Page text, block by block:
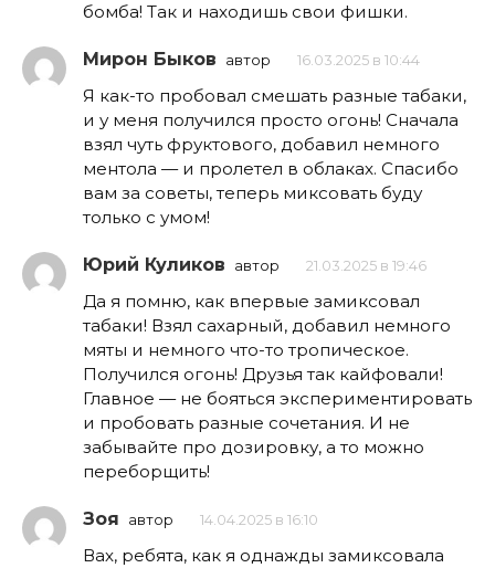
бомба! Так и находишь свои фишки.
Мирон Быков автор 16.03.2025 в 10:44
Я как-то пробовал смешать разные табаки,
и у меня получился просто огонь! Сначала
взял чуть фруктового, добавил немного
ментола — и пролетел в облаках. Спасибо
вам за советы, теперь миксовать буду
только с умом!
Юрий Куликов автор 21.03.2025 в 19:46
Да я помню, как впервые замиксовал
табаки! Взял сахарный, добавил немного
мяты и немного что-то тропическое.
Получился огонь! Друзья так кайфовали!
Главное — не бояться экспериментировать
и пробовать разные сочетания. И не
забывайте про дозировку, а то можно
переборщить!
Зоя автор 14.04.2025 в 16:10
Вах, ребята, как я однажды замиксовала